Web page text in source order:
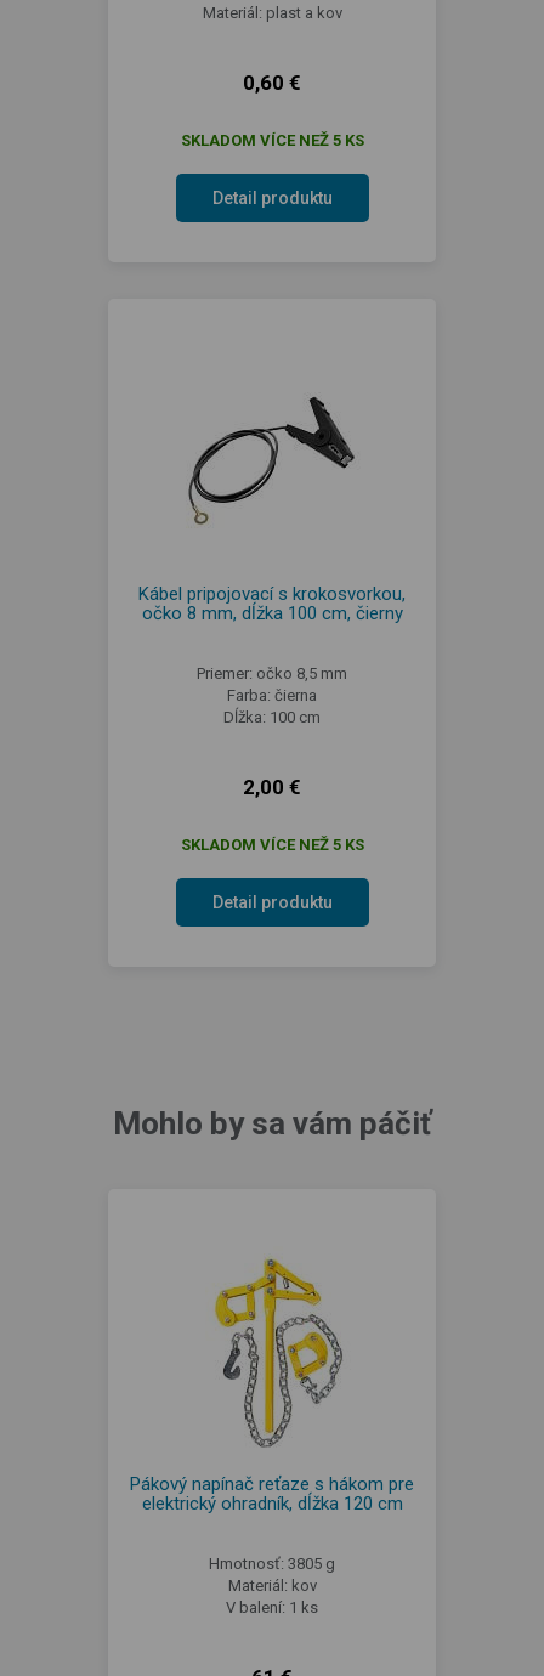
Materiál: plast a kov
0,60 €
SKLADOM VÍCE NEŽ 5 KS
Detail produktu
Kábel pripojovací s krokosvorkou,
očko 8 mm, dĺžka 100 cm, čierny
Priemer: očko 8,5 mm
Farba: čierna
Dĺžka: 100 cm
2,00 €
SKLADOM VÍCE NEŽ 5 KS
Detail produktu
Mohlo by sa vám páčiť
Pákový napínač reťaze s hákom pre
elektrický ohradník, dĺžka 120 cm
Hmotnosť: 3805 g
Materiál: kov
V balení: 1 ks